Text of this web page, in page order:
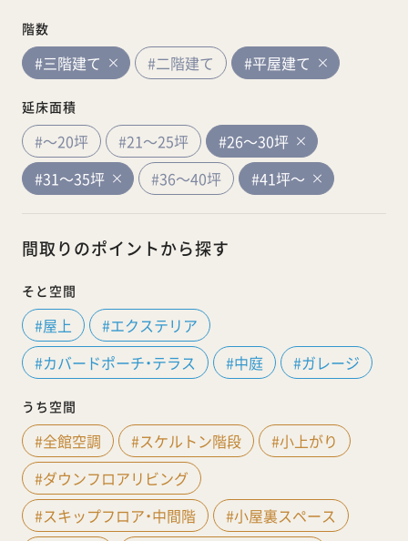
階数
#三階建て #二階建て #平屋建て
延床面積
#～20坪 #21～25坪
#26～30坪
#31～35坪
#36～40坪 #41坪～
間取りのポイントから探す
そと空間
#屋上
#エクステリア
#カバードポーチ・テラス
#中庭 #ガレージ
うち空間
#全館空調 #スケルトン階段
#小上がり
#ダウンフロアリビング
#スキップフロア・中間階
#小屋裏スペース